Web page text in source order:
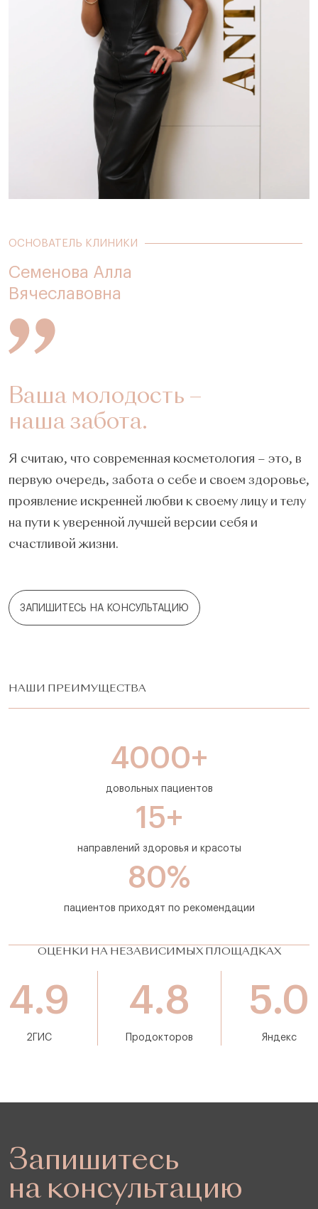
ОСНОВАТЕЛЬ КЛИНИКИ
Семенова Алла
Вячеславовна
Ваша молодость –
наша забота.
Я считаю, что современная косметология – это, в
первую очередь, забота о себе и своем здоровье,
проявление искренней любви к своему лицу и телу
на пути к уверенной лучшей версии себя и
счастливой жизни.
ЗАПИШИТЕСЬ НА КОНСУЛЬТАЦИЮ
НАШИ ПРЕИМУЩЕСТВА
4000+
довольных пациентов
15+
направлений здоровья и красоты
80%
пациентов приходят по рекомендации
ОЦЕНКИ НА НЕЗАВИСИМЫХ ПЛОЩАДКАХ
4.9
2ГИС
4.8
Продокторов
5.0
Яндекс
Запишитесь
на консультацию